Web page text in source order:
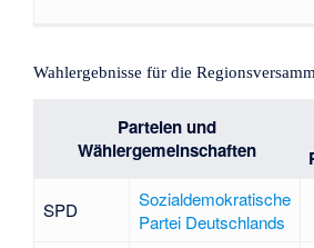
Wahlergebnisse für die
Parteien und
Wählergemeinschaften
SPD
Sozialdemokratische
Partei Deutschlands